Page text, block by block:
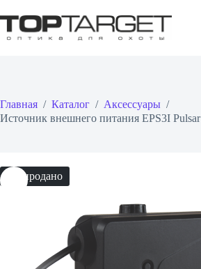
к
сути
Главная / Каталог / Аксессуары /
Источник внешнего питания EPS3I Pulsar
Распродано